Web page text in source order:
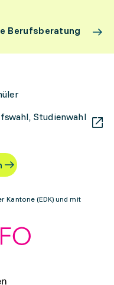
Berufsberatung
Studienwahl
Kantone (EDK) und mit